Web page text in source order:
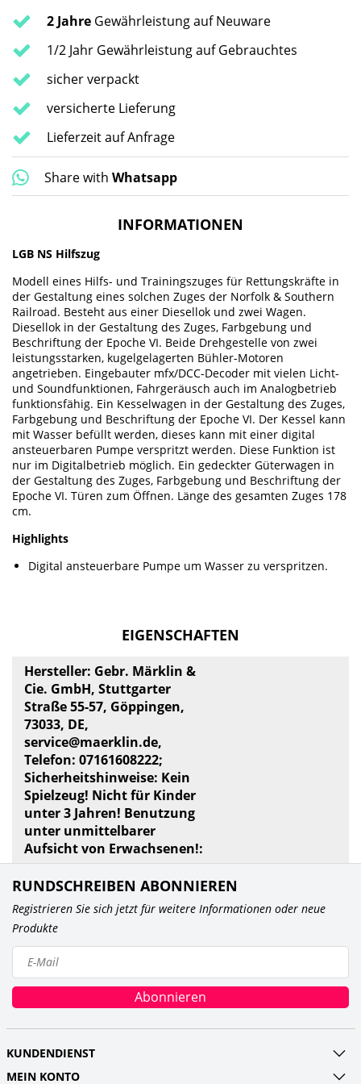
2 Jahre Gewährleistung auf Neuware
1/2 Jahr Gewährleistung auf Gebrauchtes
sicher verpackt
versicherte Lieferung
Lieferzeit auf Anfrage
Share with Whatsapp
INFORMATIONEN
LGB NS Hilfszug
Modell eines Hilfs- und Trainingszuges für Rettungskräfte in
der Gestaltung eines solchen Zuges der Norfolk & Southern
Railroad. Besteht aus einer Diesellok und zwei Wagen.
Diesellok in der Gestaltung des Zuges, Farbgebung und
Beschriftung der Epoche VI. Beide Drehgestelle von zwei
leistungsstarken, kugelgelagerten Bühler-Motoren
angetrieben. Eingebauter mfx/DCC-Decoder mit vielen Licht-
und Soundfunktionen, Fahrgeräusch auch im Analogbetrieb
funktionsfähig. Ein Kesselwagen in der Gestaltung des Zuges,
Farbgebung und Beschriftung der Epoche VI. Der Kessel kann
mit Wasser befüllt werden, dieses kann mit einer digital
ansteuerbaren Pumpe verspritzt werden. Diese Funktion ist
nur im Digitalbetrieb möglich. Ein gedeckter Güterwagen in
der Gestaltung des Zuges, Farbgebung und Beschriftung der
Epoche VI. Türen zum Öffnen. Länge des gesamten Zuges 178
cm.
Highlights
Digital ansteuerbare Pumpe um Wasser zu verspritzen.
EIGENSCHAFTEN
Hersteller: Gebr. Märklin &
Cie. GmbH, Stuttgarter
Straße 55-57, Göppingen,
73033, DE,
service@maerklin.de,
Telefon: 07161608222;
Sicherheitshinweise: Kein
Spielzeug! Nicht für Kinder
unter 3 Jahren! Benutzung
unter unmittelbarer
Aufsicht von Erwachsenen!:
RUNDSCHREIBEN ABONNIEREN
Registrieren Sie sich jetzt für weitere Informationen oder neue
Produkte
Abonnieren
KUNDENDIENST
MEIN KONTO